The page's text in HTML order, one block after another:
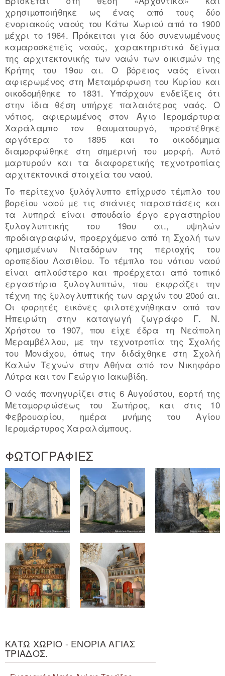
χρησιµοποιήθηκε ως ένας από τους δύο
ενοριακούς ναούς του Κάτω Χωριού από το 1900
µέχρι το 1964. Πρόκειται για δύο συνενωµένους
καµαροσκεπείς ναούς, χαρακτηριστικό δείγµα
της αρχιτεκτονικής των ναών των οικισµών της
Κρήτης του 19ου αι. Ο βόρειος ναός είναι
αφιερωµένος στη Μεταµόρφωση του Κυρίου και
οικοδοµήθηκε το 1831. Υπάρχουν ενδείξεις ότι
στην ίδια θέση υπήρχε παλαιότερος ναός. Ο
νότιος, αφιερωµένος στον Άγιο Ιεροµάρτυρα
Χαράλαµπο τον θαυµατουργό, προστέθηκε
αργότερα το 1895 και το οικοδόµηµα
διαµορφώθηκε στη σηµερινή του µορφή. Αυτό
µαρτυρούν και τα διαφορετικής τεχνοτροπίας
αρχιτεκτονικά στοιχεία του ναού.
Το περίτεχνο ξυλόγλυπτο επίχρυσο τέµπλο του
βορείου ναού µε τις σπάνιες παραστάσεις και
τα λυπηρά είναι σπουδαίο έργο εργαστηρίου
ξυλογλυπτικής του 19ου αι., υψηλών
προδιαγραφών, προερχόµενο από τη Σχολή των
φηµισµένων Νιταδόρων της περιοχής του
οροπεδίου Λασιθίου. Το τέµπλο του νότιου ναού
είναι απλούστερο και προέρχεται από τοπικό
εργαστήριο ξυλογλυπτών, που εκφράζει την
τέχνη της ξυλογλυπτικής των αρχών του 20ού αι.
Οι φορητές εικόνες φιλοτεχνήθηκαν από τον
Ηπειρώτη στην καταγωγή ζωγράφο Γ. Ν.
Χρήστου το 1907, που είχε έδρα τη Νεάπολη
Μεραµβέλλου, µε την τεχνοτροπία της Σχολής
του Μονάχου, όπως την διδάχθηκε στη Σχολή
Καλών Τεχνών στην Αθήνα από τον Νικηφόρο
Λύτρα και τον Γεώργιο Ιακωβίδη.
Ο ναός πανηγυρίζει στις 6 Αυγούστου, εορτή της
Μεταµορφώσεως του Σωτήρος, και στις 10
Φεβρουαρίου, ηµέρα µνήµης του Αγίου
Ιεροµάρτυρος Χαραλάµπους.
ΦΩΤΟΓΡΑΦΙΕΣ
ΚΑΤΩ ΧΩΡΙΟ - ΕΝΟΡΙΑ ΑΓΙΑΣ
ΤΡΙΑΔΟΣ.